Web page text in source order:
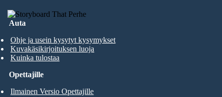
Auta
Ohje ja usein kysytyt kysymykset
Kuvakäsikirjoituksen luoja
Kuinka tulostaa
Opettajille
Ilmainen Versio Opettajille